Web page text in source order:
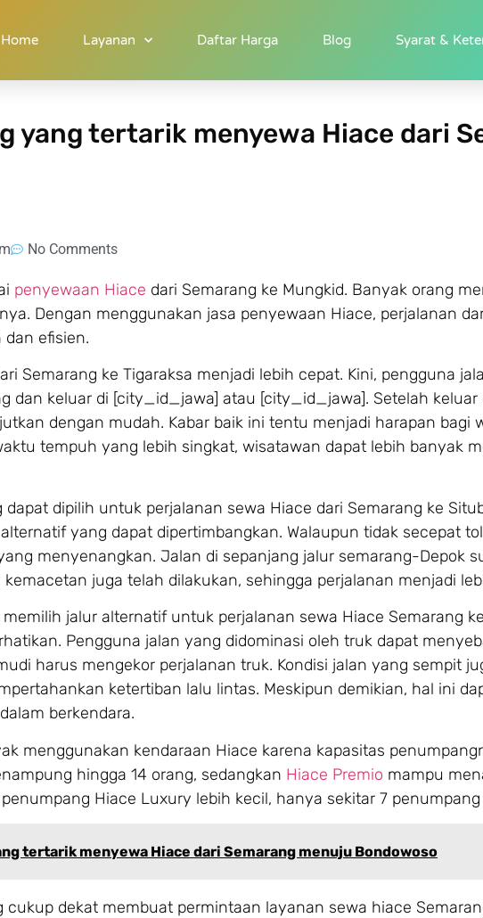
Home Layanan Daftar Harga Blog Syarat &
Hiace dari Semarang menuju Karawang
yang tertarik menyewa Hiace dari
No Comments
penyewaan Hiace dari Semarang ke Mungkid. Banyak orang
Dengan menggunakan jasa penyewaan Hiace, perjalanan
efisien.
Semarang ke Tigaraksa menjadi lebih cepat. Kini, pengguna
dan keluar di [city_id_jawa] atau [city_id_jawa]. Setelah keluar
dengan mudah. Kabar baik ini tentu menjadi harapan bagi
tempuh yang lebih singkat, wisatawan dapat lebih banyak
dipilih untuk perjalanan sewa Hiace dari Semarang ke
yang dapat dipertimbangkan. Walaupun tidak secepat
menyenangkan. Jalan di sepanjang jalur semarang-Depok
juga telah dilakukan, sehingga perjalanan menjadi
jalur alternatif untuk perjalanan sewa Hiace Semarang
Pengguna jalan yang didominasi oleh truk dapat
harus mengekor perjalanan truk. Kondisi jalan yang sempit
ketertiban lalu lintas. Meskipun demikian, hal ini
berkendara.
menggunakan kendaraan Hiace karena kapasitas
hingga 14 orang, sedangkan Hiace Premio mampu
Hiace Luxury lebih kecil, hanya sekitar 7 penumpang
tertarik menyewa Hiace dari Semarang menuju Bondowoso
dekat membuat permintaan layanan sewa hiace